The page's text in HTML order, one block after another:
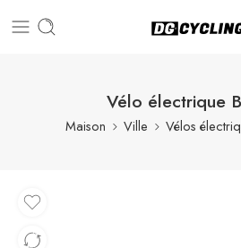
Vélo électrique
Maison Ville Vélos